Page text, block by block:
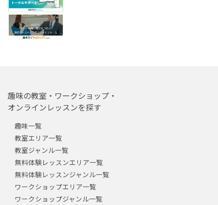
趣味の教室・ワークショップ・
オンラインレッスンを探す
趣味一覧
教室エリア一覧
教室ジャンル一覧
無料体験レッスンエリア一覧
無料体験レッスンジャンル一覧
ワークショップエリア一覧
ワークショップジャンル一覧